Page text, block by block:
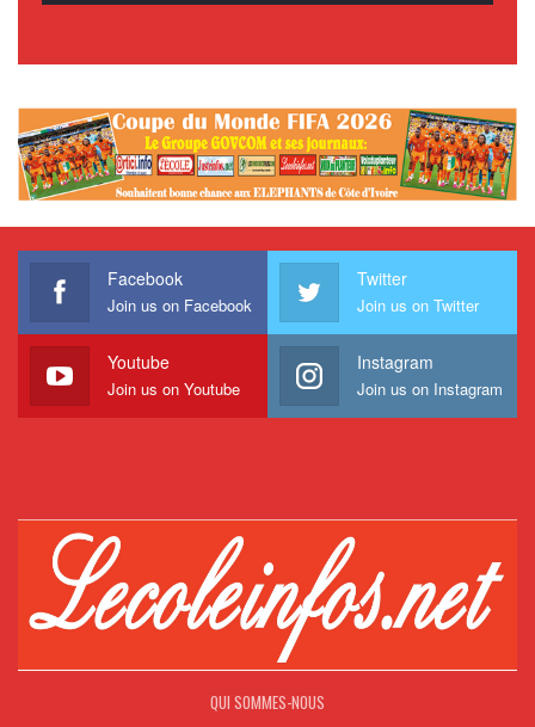
Facebook
Join us on Facebook
Twitter
Join us on Twitter
Youtube
Join us on Youtube
Instagram
Join us on Instagram
QUI SOMMES-NOUS